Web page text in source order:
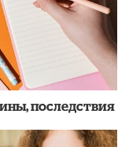
последствия